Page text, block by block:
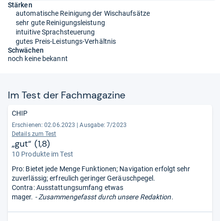
Stärken
automatische Reinigung der Wischaufsätze
sehr gute Reinigungsleistung
intuitive Sprachsteuerung
gutes Preis-Leistungs-Verhältnis
Schwächen
noch keine bekannt
Im Test der Fach­ma­ga­zine
CHIP
Erschienen: 02.06.2023 | Ausgabe: 7/2023
Details zum Test
„gut“ (1,8)
10 Produkte im Test
Pro: Bietet jede Menge Funktionen; Navigation erfolgt sehr
zuverlässig; erfreulich geringer Geräuschpegel.
Contra: Ausstattungsumfang etwas
mager. - Zusammengefasst durch unsere Redaktion.